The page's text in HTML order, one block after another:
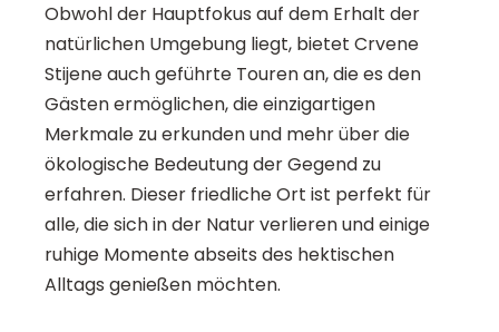
Obwohl der Hauptfokus auf dem Erhalt der
natürlichen Umgebung liegt, bietet Crvene
Stijene auch geführte Touren an, die es den
Gästen ermöglichen, die einzigartigen
Merkmale zu erkunden und mehr über die
ökologische Bedeutung der Gegend zu
erfahren. Dieser friedliche Ort ist perfekt für
alle, die sich in der Natur verlieren und einige
ruhige Momente abseits des hektischen
Alltags genießen möchten.